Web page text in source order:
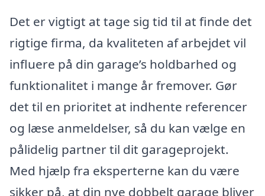
Det er vigtigt at tage sig tid til at finde det
rigtige firma, da kvaliteten af arbejdet vil
influere på din garage’s holdbarhed og
funktionalitet i mange år fremover. Gør
det til en prioritet at indhente referencer
og læse anmeldelser, så du kan vælge en
pålidelig partner til dit garageprojekt.
Med hjælp fra eksperterne kan du være
sikker på, at din nye dobbelt garage bliver